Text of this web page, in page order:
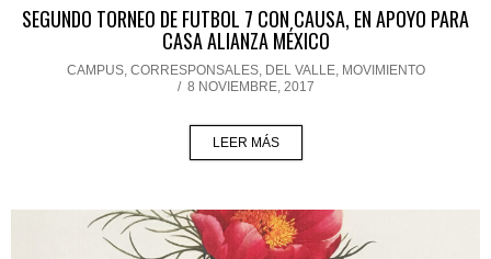
SEGUNDO TORNEO DE FUTBOL 7 CON CAUSA, EN APOYO PARA
CASA ALIANZA MÉXICO
CAMPUS, CORRESPONSALES, DEL VALLE, MOVIMIENTO
/ 8 NOVIEMBRE, 2017
LEER MÁS